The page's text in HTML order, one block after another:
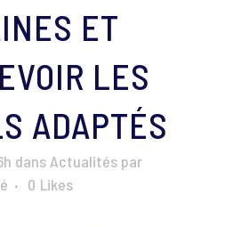
ET
LES
ADAPTÉS
dans Actualités par
0 Likes